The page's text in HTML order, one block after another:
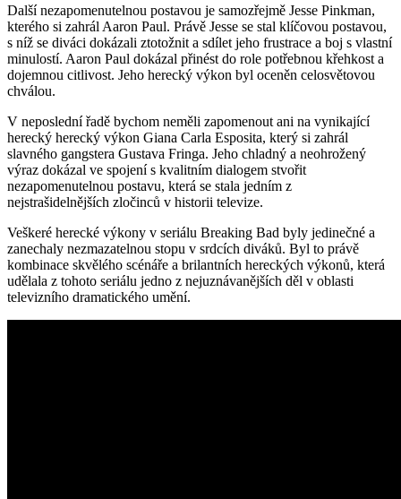
Další nezapomenutelnou postavou je samozřejmě Jesse ‍Pinkman,
kterého si zahrál Aaron ​Paul. Právě Jesse se stal klíčovou postavou,
s níž ‍se diváci dokázali ztotožnit a sdílet jeho frustrace a boj s vlastní
minulostí. Aaron ​Paul dokázal‌ přinést do role potřebnou křehkost a
dojemnou⁤ citlivost. Jeho herecký výkon byl oceněn celosvětovou
chválou.
V neposlední řadě bychom⁢ neměli zapomenout ani na vynikající
herecký herecký výkon Giana ‍Carla Esposita,‍ který si zahrál
slavného gangstera Gustava Fringa. ‍Jeho chladný ‍a neohrožený
výraz dokázal ve spojení s kvalitním dialogem stvořit‍
nezapomenutelnou ⁢postavu, která se stala jedním z
nejstrašidelnějších zločinců v historii televize.
Veškeré herecké výkony v seriálu ⁣Breaking Bad byly ⁤jedinečné a
zanechaly nezmazatelnou stopu v srdcích diváků. Byl to právě
kombinace skvělého scénáře⁢ a brilantních hereckých ​výkonů, která
udělala z tohoto seriálu jedno ⁣z‍ nejuznávanějších děl‌ v oblasti
⁤televizního ‍dramatického umění.